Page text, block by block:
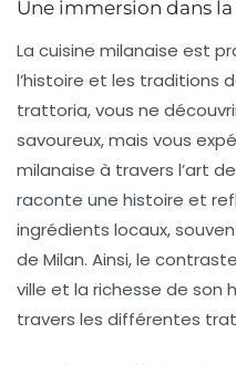
Une immersion dans
La cuisine milanaise est
l’histoire et les traditions
trattoria, vous ne
savoureux, mais vous
milanaise à travers l’art
raconte une histoire et
ingrédients locaux,
de Milan. Ainsi, le
ville et la richesse de son
travers les différentes